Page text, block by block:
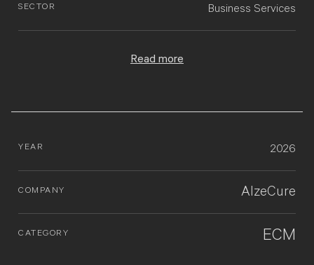
SECTOR Business Services
Read more
YEAR 2026
COMPANY AlzeCure
CATEGORY ECM